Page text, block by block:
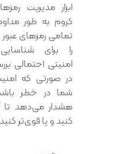
ابزار مدیریت رمزها
کروم به طور مداوم
تمامی رمزهای عبور
را برای شناسایی
امنیتی احتمالی
در صورتی که امنیت
شما در خطر باشد،
هشدار می‌دهد تا آن
کنید و یا قوی‌تر کنید.